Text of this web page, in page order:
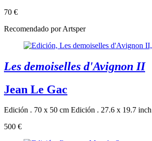
70 €
Recomendado por Artsper
Les demoiselles d'Avignon II
Jean Le Gac
Edición . 70 x 50 cm Edición . 27.6 x 19.7 inch
500 €